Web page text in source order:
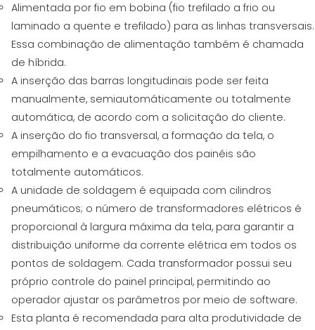
Alimentada por fio em bobina (fio trefilado a frio ou
laminado a quente e trefilado) para as linhas transversais.
Essa combinação de alimentação também é chamada
de híbrida.
A inserção das barras longitudinais pode ser feita
manualmente, semiautomáticamente ou totalmente
automática, de acordo com a solicitação do cliente.
A inserção do fio transversal, a formação da tela, o
empilhamento e a evacuação dos painéis são
totalmente automáticos.
A unidade de soldagem é equipada com cilindros
pneumáticos; o número de transformadores elétricos é
proporcional à largura máxima da tela, para garantir a
distribuição uniforme da corrente elétrica em todos os
pontos de soldagem. Cada transformador possui seu
próprio controle do painel principal, permitindo ao
operador ajustar os parâmetros por meio de software.
Esta planta é recomendada para alta produtividade de